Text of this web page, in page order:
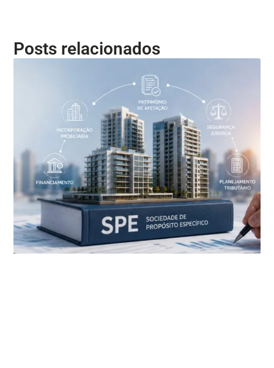
Posts relacionados